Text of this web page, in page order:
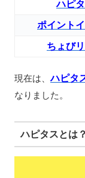
ハピ
ポイント
ちょび
現在は、ハピタ
なりました。
ハピタスとは？